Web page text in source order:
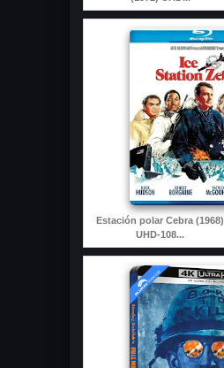
Estación polar Cebra (1968)
UHD-108...